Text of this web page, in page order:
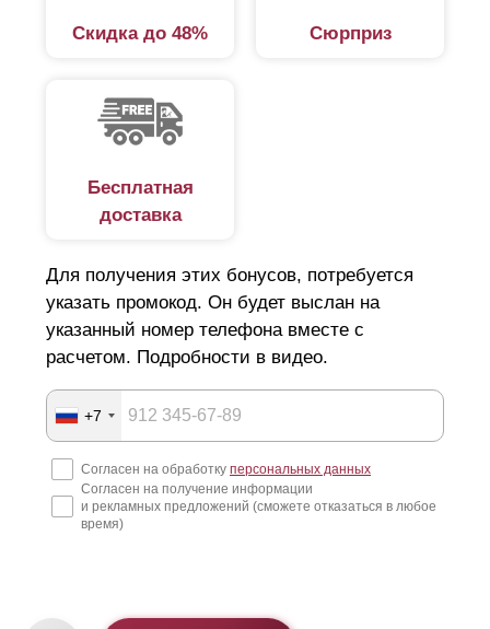
Скидка до 48% Сюрприз
Бесплатная
доставка
Для получения этих бонусов, потребуется
указать промокод. Он будет выслан на
указанный номер телефона вместе с
расчетом. Подробности в видео.
+7
Согласен на обработку персональных данных
Согласен на получение информации
и рекламных предложений (сможете отказаться в любое
время)